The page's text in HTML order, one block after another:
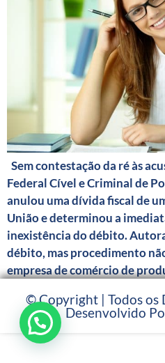
Sem contestação da ré às
Federal Cível e Criminal de
anulou uma dívida fiscal de
União e determinou a
inexistência do débito.
débito, mas procedimento
empresa de comércio de
© Copyright | Todos os
Desenvolvido